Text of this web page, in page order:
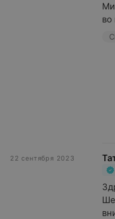
во
22 сентября 2023